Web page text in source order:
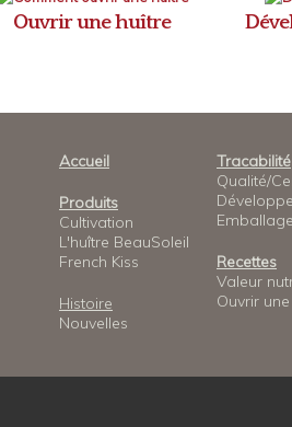
Ouvrir une huître
Accueil
Produits
Cultivation
L'huître BeauSoleil
French Kiss
Histoire
Nouvelles
Tracabilité
Qualité/
Emballage
Recettes
Valeur
Ouvrir